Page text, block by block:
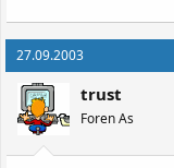
27.09.2003
trust
Foren As